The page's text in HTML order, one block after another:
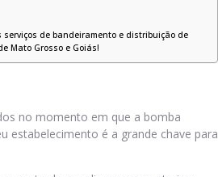
de bandeiramento e distribuição de
Mato Grosso e Goiás!
no momento em que a bomba
estabelecimento é a grande chave para